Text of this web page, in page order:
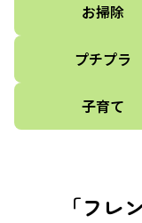
お掃除
プチプラ
子育て
「フレ